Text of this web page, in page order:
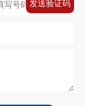
发送验证码